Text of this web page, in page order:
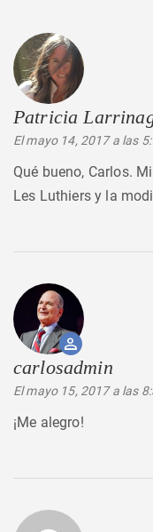
Patricia
El mayo 14, 2017 a las
Qué bueno, Carlos.
Les Luthiers y la
carlosadmin
El mayo 15, 2017 a las
¡Me alegro!